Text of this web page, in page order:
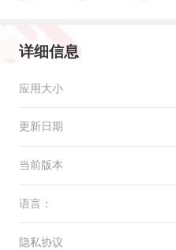
详细信息
应用大小
更新日期
当前版本
语言：
隐私协议